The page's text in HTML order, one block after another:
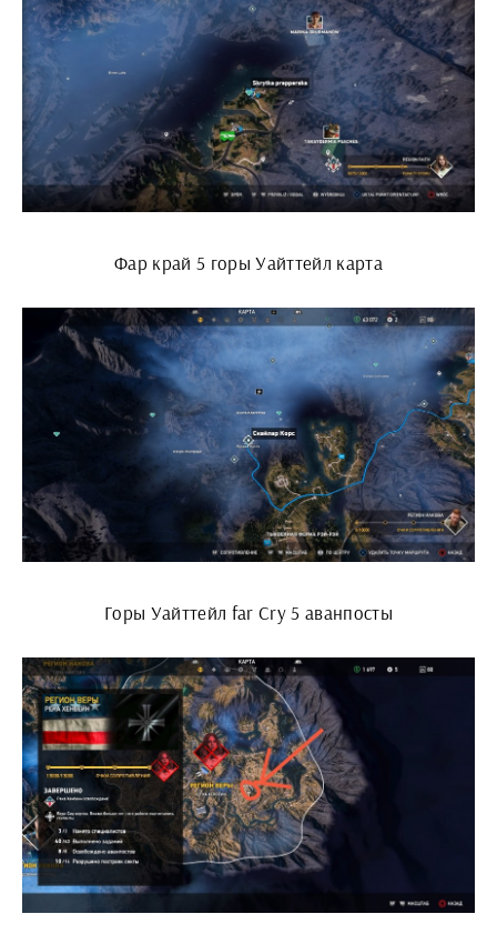
Фар край 5 горы Уайттейл карта
Горы Уайттейл far Cry 5 аванпосты